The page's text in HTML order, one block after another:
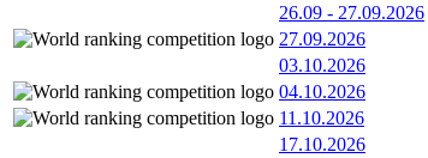
26.09 - 27.09.2026
27.09.2026
03.10.2026
04.10.2026
11.10.2026
17.10.2026